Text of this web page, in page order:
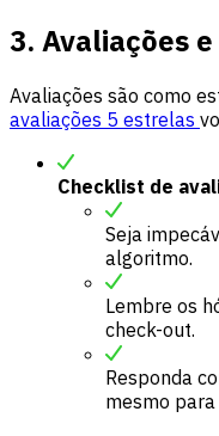
3. Avaliações
Avaliações são como
avaliações 5 estrelas
Checklist de
Seja
algoritmo.
Lembre os
check-out.
Responda
mesmo para